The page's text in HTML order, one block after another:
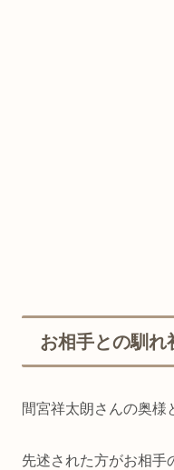
お相手との馴れ
間宮祥太朗さんの奥様
先述された方がお相手